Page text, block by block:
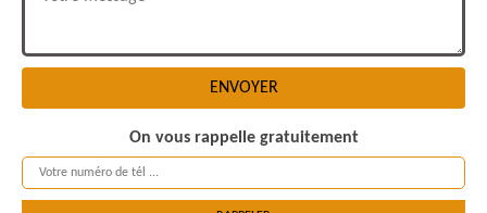
On vous rappelle gratuitement